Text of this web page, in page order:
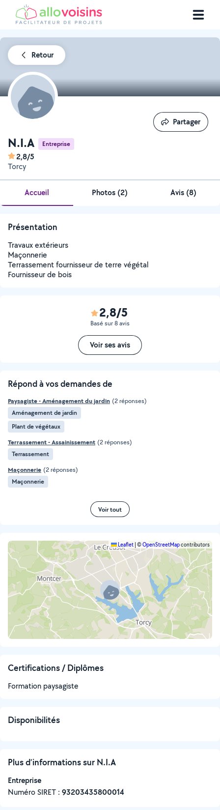
Retour
N.I.A Entreprise
2,8/5
Torcy
Partager
Partager
Accueil Photos (2) Avis (8)
Présentation
Travaux extérieurs
Maçonnerie
Terrassement fournisseur de terre végétal
Fournisseur de bois
2,8/5
Basé sur 8 avis
Voir ses avis
Répond à vos demandes de
Paysagiste - Aménagement du jardin (2 réponses)
Aménagement de jardin
Plant de végétaux
Terrassement - Assainissement (2 réponses)
Terrassement
Maçonnerie (2 réponses)
Maçonnerie
Voir tout
Leaflet ©OpenStreetMapcontributors
Certifications / Diplômes
Formation paysagiste
Disponibilités
Plus d’informations sur N.I.A
Entreprise
Numéro SIRET : ‍93203435800014